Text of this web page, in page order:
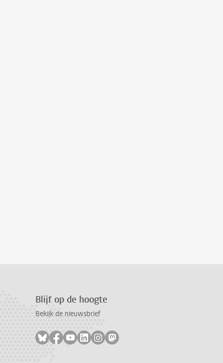
Blijf op de hoogte
Bekijk de nieuwsbrief
Volg ons op bluesky
Volg ons op facebook
Volg ons op youtube
Volg ons op linkedin
Volg ons op instagram
Volg ons op mastodon